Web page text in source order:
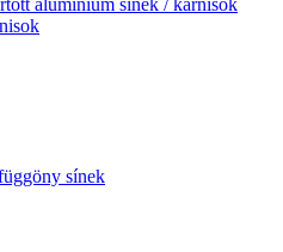
alumínium sínek / karnisok
sínek